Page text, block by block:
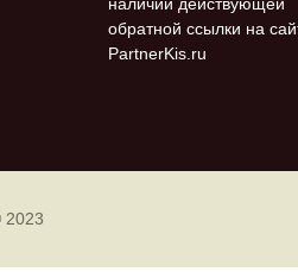
обратной ссылки на
PartnerKis.ru
2023